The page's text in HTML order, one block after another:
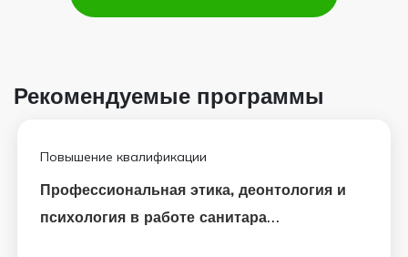
Рекомендуемые программы
Повышение квалификации
Профессиональная этика, деонтология и
психология в работе санитара